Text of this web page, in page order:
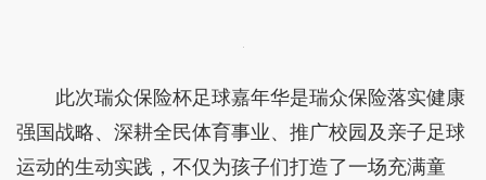
此次瑞众保险杯足球嘉年华是瑞众保险落实健康
强国战略、深耕全民体育事业、推广校园及亲子足球
运动的生动实践，不仅为孩子们打造了一场充满童